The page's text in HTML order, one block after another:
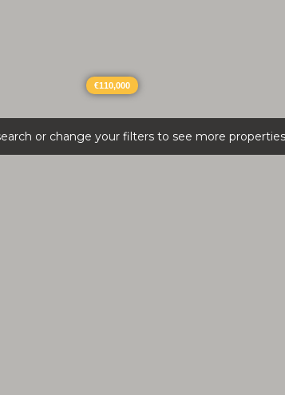
or change your filters to see more properties
€110,000